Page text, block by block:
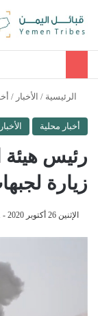
الرئيسية / الأخبار /
أخبار محلية الأخبار
رئيس هيئة
زيارة
الإثنين 26 أكتوبر 2020 - 8:31 مساءً